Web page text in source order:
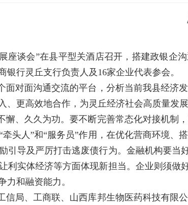
座谈会”在县平型关酒店召开，搭建政银企
行灵丘支行负责人及16家企业代表参会。
对面沟通交流的平台，分析当前我县经济
更高效地合作，为灵丘经济社会高质量发
、久久为功。要不断完善常态化对接机制
头人”和“服务员”作用，在优化营商环境、
导及严厉打击逃废债行为。金融机构要当
实体经济等方面体现新担当。企业则须做
力和融资能力。
局、工商联、山西库邦生物医药科技有限